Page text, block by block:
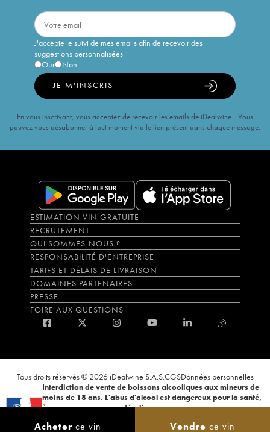
Acheter ce vin Vendre ce vin
J'accepte le suivi de mes emails afin de recevoir des
suggestions personnalisées
Oui
Non
JE M'INSCRIS
En vous inscrivant, vous acceptez de recevoir les emails de iDealwine. Vous
pouvez vous désabonner à tout moment via le lien présent dans chaque message.
ESTIMATION VIN GRATUITE
RECRUTEMENT
QUI SOMMES-NOUS ?
RESPONSABILITÉ D'ENTREPRISE
TARIFS ET DÉLAIS DE LIVRAISON
DOMAINES PARTENAIRES
PRESSE
FOIRE AUX QUESTIONS
Tous droits réservés © 2026 iDealwine S.A.S.CGSDonnées personnelles
Interdiction de vente de boissons alcooliques aux mineurs de
moins de 18 ans. L'abus d'alcool est dangereux pour la santé,
à consommer avec modération.
ligne. CODE DE LA SANTÉ PUBLIQUE, ART.L.3342-1 et L.3353-3